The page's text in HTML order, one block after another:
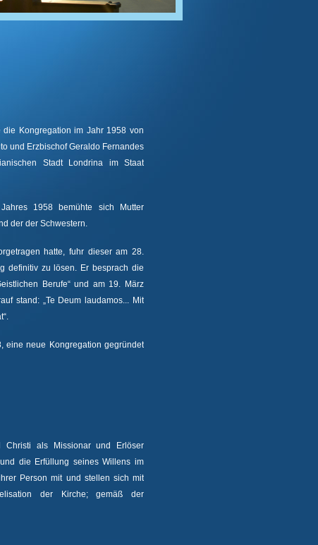
die Kongregation im Jahr 1958 von
und Erzbischof Geraldo Fernandes
Stadt Londrina im Staat
1958 bemühte sich Mutter
der der Schwestern.
hatte, fuhr dieser am 28.
definitiv zu lösen. Er besprach die
Berufe“ und am 19. März
stand: „Te Deum laudamos... Mit
neue Kongregation gegründet
Christi als Missionar und Erlöser
die Erfüllung seines Willens im
Person mit und stellen sich mit
der Kirche; gemäß der